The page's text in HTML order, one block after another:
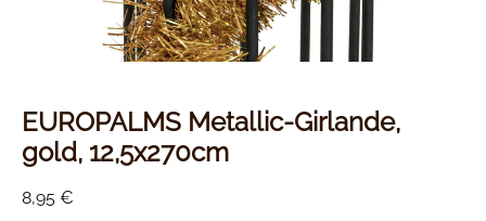
EUROPALMS Metallic-Girlande,
gold, 12,5x270cm
8,95 €